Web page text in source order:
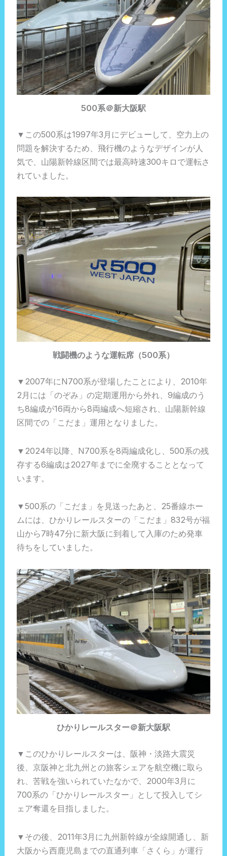
500系＠新大阪駅
▼この500系は1997年3月にデビューして、空力上の
問題を解決するため、飛行機のようなデザインが人
気で、山陽新幹線区間では最高時速300キロで運転さ
れていました。
戦闘機のような運転席（500系）
▼2007年にN700系が登場したことにより、2010年
2月には「のぞみ」の定期運用から外れ、9編成のう
ち8編成が16両から8両編成へ短縮され、山陽新幹線
区間での「こだま」運用となりました。
▼2024年以降、N700系を8両編成化し、500系の残
存する6編成は2027年までに全廃することとなって
います。
▼500系の「こだま」を見送ったあと、25番線ホー
ムには、ひかりレールスターの「こだま」832号が福
山から7時47分に新大阪に到着して入庫のため発車
待ちをしていました。
ひかりレールスター＠新大阪駅
▼このひかりレールスターは、阪神・淡路大震災
後、京阪神と北九州との旅客シェアを航空機に取ら
れ、苦戦を強いられていたなかで、2000年3月に
700系の「ひかりレールスター」として投入してシ
ェア奪還を目指しました。
▼その後、2011年3月に九州新幹線が全線開通し、新
大阪から西鹿児島までの直通列車「さくら」が運行